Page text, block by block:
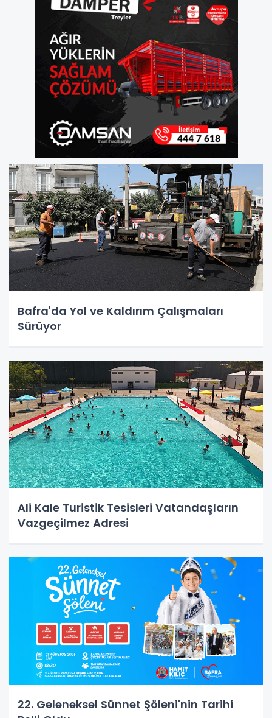
Bafra'da Yol ve Kaldırım Çalışmaları
Sürüyor
Ali Kale Turistik Tesisleri Vatandaşların
Vazgeçilmez Adresi
22. Geleneksel Sünnet Şöleni'nin Tarihi